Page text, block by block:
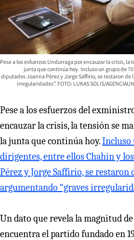
Pese a los esfuerzos Undurraga por encauzar la crisis,
junta que continúa hoy. Incluso un grupo de
diputados Joanna Pérez y Jorge Saffirio, se restaron
irregularidades”. FOTO: LUKAS SOLIS/
Pese a los esfuerzos del
encauzar la crisis, la tensión se
la junta que continúa hoy.Incluso
dirigentes, entre ellos Chahin y
Pérez y Jorge Saffirio, se restaron
argumentando “graves
Un dato que revela la magnitud
encuentra el partido fundado en